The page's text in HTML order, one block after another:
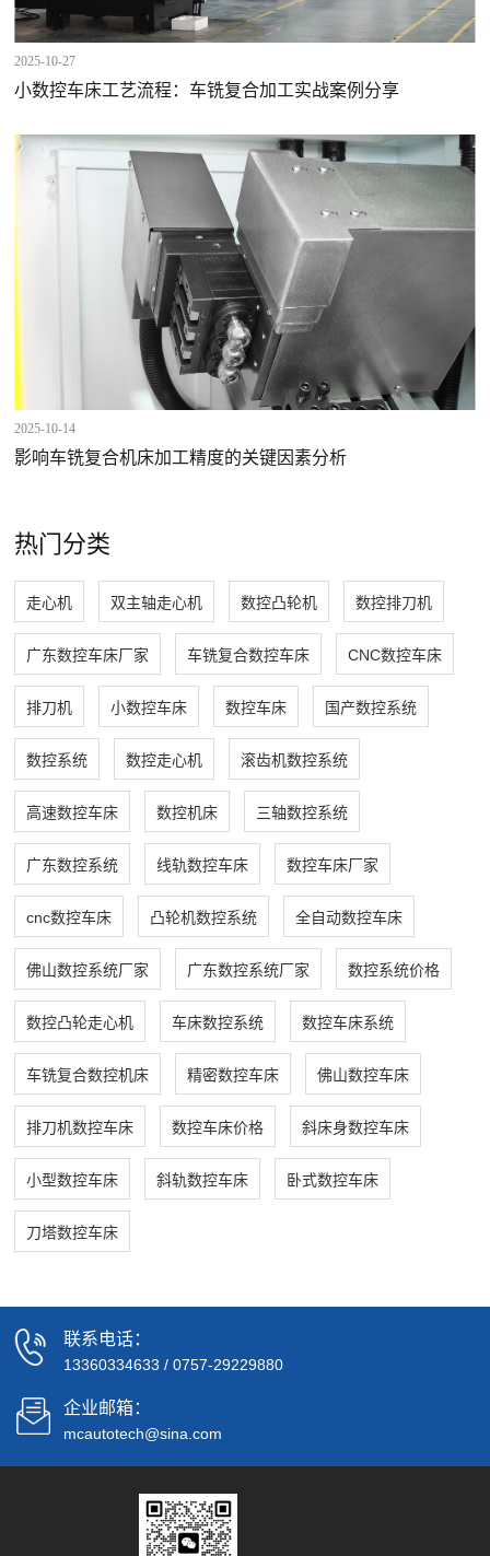
2025-10-27
小数控车床工艺流程：车铣复合加工实战案例分享
2025-10-14
影响车铣复合机床加工精度的关键因素分析
热门分类
走心机 双主轴走心机 数控凸轮机 数控排刀机
广东数控车床厂家 车铣复合数控车床 CNC数控车床
排刀机 小数控车床 数控车床 国产数控系统
数控系统 数控走心机 滚齿机数控系统
高速数控车床 数控机床 三轴数控系统
广东数控系统 线轨数控车床 数控车床厂家
cnc数控车床 凸轮机数控系统 全自动数控车床
佛山数控系统厂家 广东数控系统厂家 数控系统价格
数控凸轮走心机 车床数控系统 数控车床系统
车铣复合数控机床 精密数控车床 佛山数控车床
排刀机数控车床 数控车床价格 斜床身数控车床
小型数控车床 斜轨数控车床 卧式数控车床
刀塔数控车床
联系电话：
13360334633/ 0757-29229880
企业邮箱：
mcautotech@sina.com